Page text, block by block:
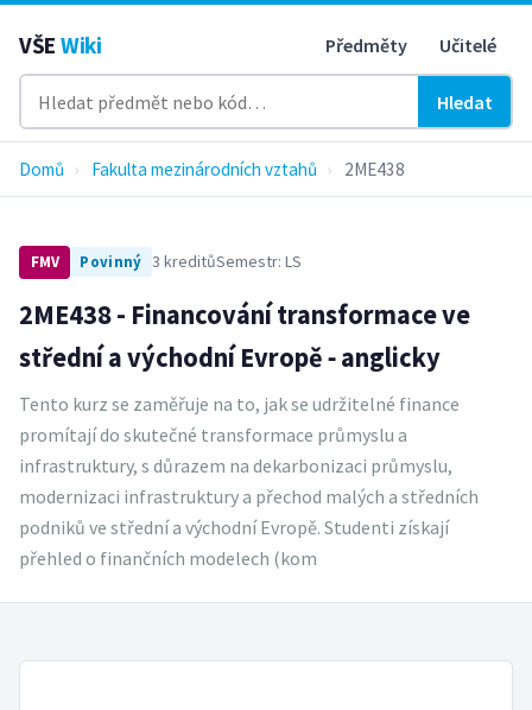
VŠE Wiki Předměty Učitelé
Hledat
Domů › Fakulta mezinárodních vztahů › 2ME438
FMV Povinný 3 kreditůSemestr: LS
2ME438 - Financování transformace ve
střední a východní Evropě ‑ anglicky
Tento kurz se zaměřuje na to, jak se udržitelné finance
promítají do skutečné transformace průmyslu a
infrastruktury, s důrazem na dekarbonizaci průmyslu,
modernizaci infrastruktury a přechod malých a středních
podniků ve střední a východní Evropě. Studenti získají
přehled o finančních modelech (kom